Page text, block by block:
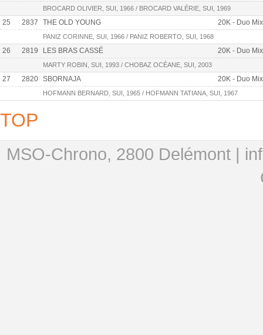
BROCARD OLIVIER, SUI, 1966 / BROCARD VALÉRIE, SUI, 1969
25 2837 THE OLD YOUNG 20K - Duo
PANIZ CORINNE, SUI, 1966 / PANIZ ROBERTO, SUI, 1968
26 2819 LES BRAS CASSÉ 20K - Duo
MARTY ROBIN, SUI, 1993 / CHOBAZ OCÉANE, SUI, 2003
27 2820 SBORNAJA 20K - Duo
HOFMANN BERNARD, SUI, 1965 / HOFMANN TATIANA, SUI, 1967
TOP
MSO-Chrono, 2800 Delémont |